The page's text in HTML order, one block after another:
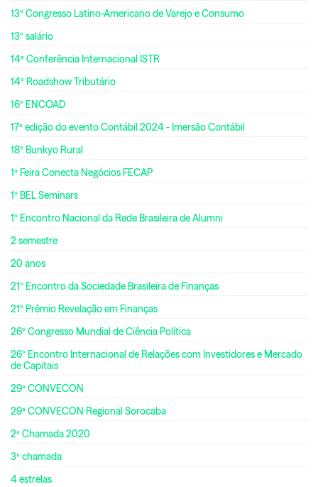
13º Congresso Latino-Americano de Varejo e Consumo
13º salário
14ª Conferência Internacional ISTR
14º Roadshow Tributário
16º ENCOAD
17ª edição do evento Contábil 2024 - Imersão Contábil
18º Bunkyo Rural
1ª Feira Conecta Negócios FECAP
1º BEL Seminars
1º Encontro Nacional da Rede Brasileira de Alumni
2 semestre
20 anos
21º Encontro da Sociedade Brasileira de Finanças
21º Prêmio Revelação em Finanças
26º Congresso Mundial de Ciência Política
26º Encontro Internacional de Relações com Investidores e Mercado
de Capitais
29ª CONVECON
29ª CONVECON Regional Sorocaba
2ª Chamada 2020
3ª chamada
4 estrelas